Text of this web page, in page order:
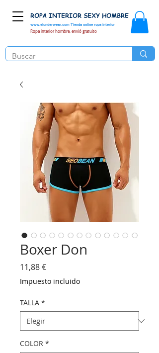
www.elunderwear.com Tienda online ropa interior
ROPA INTERIOR SEXY HOMBRE
Ropa interior hombre, envió gratuito
Boxer Don
11,88 €Precio
Impuesto incluido
TALLA *
COLOR *